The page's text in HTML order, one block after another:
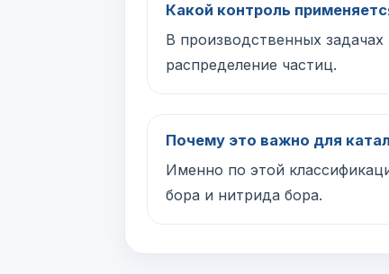
Какой контроль
В производственных
распределение частиц.
Почему это важно для
Именно по этой
бора и нитрида бора.